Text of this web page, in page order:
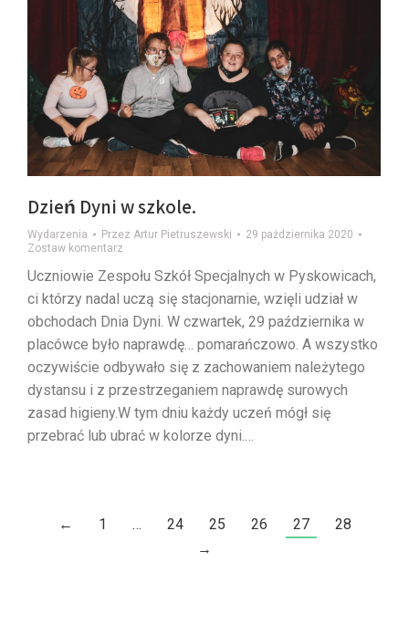
Dzień Dyni w szkole.
Wydarzenia Przez Artur Pietruszewski
29 października 2020
Zostaw komentarz
Uczniowie Zespołu Szkół Specjalnych w Pyskowicach,
ci którzy nadal uczą się stacjonarnie, wzięli udział w
obchodach Dnia Dyni. W czwartek, 29 października w
placówce było naprawdę… pomarańczowo. A wszystko
oczywiście odbywało się z zachowaniem należytego
dystansu i z przestrzeganiem naprawdę surowych
zasad higieny.W tym dniu każdy uczeń mógł się
przebrać lub ubrać w kolorze dyni.…
← 1 … 24 25 26 27
28
→